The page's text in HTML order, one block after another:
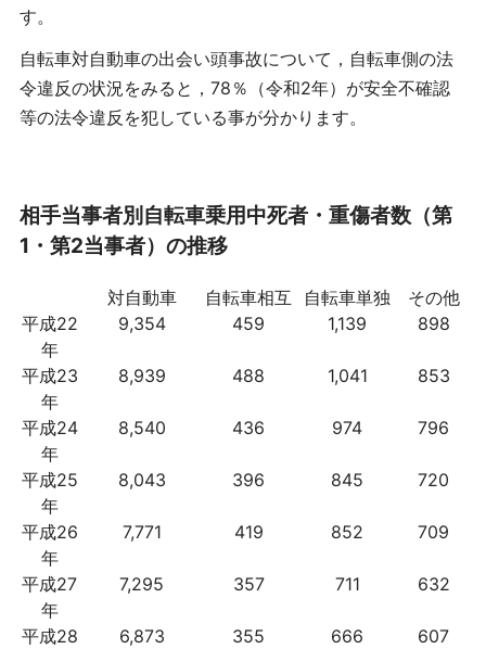
す。
自転車対自動車の出会い頭事故について，自転車側の法
令違反の状況をみると，78％（令和2年）が安全不確認
等の法令違反を犯している事が分かります。
相手当事者別自転車乗用中死者・重傷者数（第
1・第2当事者）の推移
対自動車 自転車相互 自転車単独
その他
平成22
年
9,354 459 1,139 898
平成23
年
8,939 488 1,041 853
平成24
年
8,540 436 974 796
平成25
年
8,043 396 845 720
平成26
年
7,771 419 852 709
平成27
年
7,295 357 711 632
平成28
6,873 355 666 607